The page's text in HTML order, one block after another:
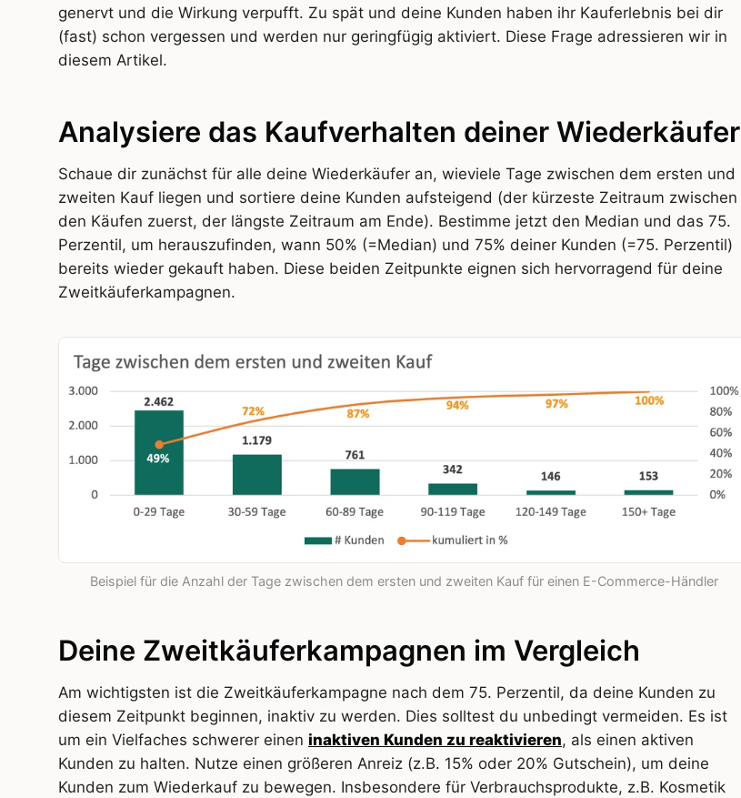
genervt und die Wirkung verpufft. Zu spät und deine Kunden haben ihr Kauferlebnis bei dir
(fast) schon vergessen und werden nur geringfügig aktiviert. Diese Frage adressieren wir in
diesem Artikel.
Analysiere das Kaufverhalten deiner Wiederkäufer
Schaue dir zunächst für alle deine Wiederkäufer an, wieviele Tage zwischen dem ersten und
zweiten Kauf liegen und sortiere deine Kunden aufsteigend (der kürzeste Zeitraum zwischen
den Käufen zuerst, der längste Zeitraum am Ende). Bestimme jetzt den Median und das 75.
Perzentil, um herauszufinden, wann 50% (=Median) und 75% deiner Kunden (=75. Perzentil)
bereits wieder gekauft haben. Diese beiden Zeitpunkte eignen sich hervorragend für deine
Zweitkäuferkampagnen.
Beispiel für die Anzahl der Tage zwischen dem ersten und zweiten Kauf für einen E-Commerce-Händler
Deine Zweitkäuferkampagnen im Vergleich
Am wichtigsten ist die Zweitkäuferkampagne nach dem 75. Perzentil, da deine Kunden zu
diesem Zeitpunkt beginnen, inaktiv zu werden. Dies solltest du unbedingt vermeiden. Es ist
um ein Vielfaches schwerer einen inaktiven Kunden zu reaktivieren, als einen aktiven
Kunden zu halten. Nutze einen größeren Anreiz (z.B. 15% oder 20% Gutschein), um deine
Kunden zum Wiederkauf zu bewegen. Insbesondere für Verbrauchsprodukte, z.B. Kosmetik